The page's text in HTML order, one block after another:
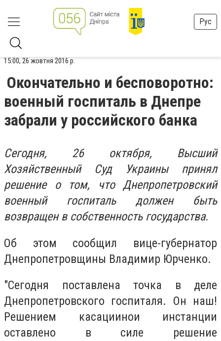
Рус
15:00, 26 жовтня 2016 р.
Окончательно и бесповоротно:
военный госпиталь в Днепре
забрали у российского банка
Сегодня, 26 октября, Высший
Хозяйственный Суд Украины принял
решение о том, что Днепропетровский
военный госпиталь должен быть
возвращен в собственность государства.
Об этом сообщил вице-губернатор
Днепропетровщины Владимир Юрченко.
"Сегодня поставлена ​​точка в деле
Днепропетровского госпиталя. Он наш!
Решением касациинои инстанции
оставлено в силе решение